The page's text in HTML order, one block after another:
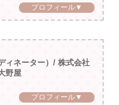
プロフィール▼
ィネーター）/ 株式会社
野屋
プロフィール▼